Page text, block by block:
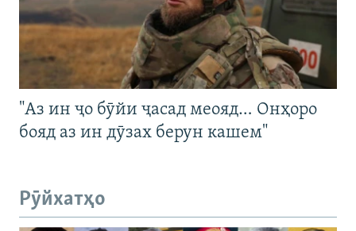
"Аз ин ҷо бӯйи ҷасад меояд… Онҳоро
бояд аз ин дӯзах берун кашем"
Рӯйхатҳо